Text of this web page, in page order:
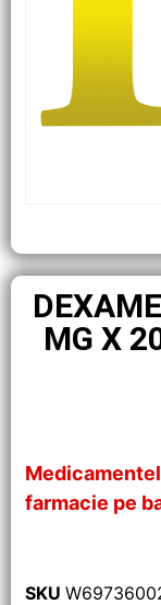
MG X
farmacie pe
SKU